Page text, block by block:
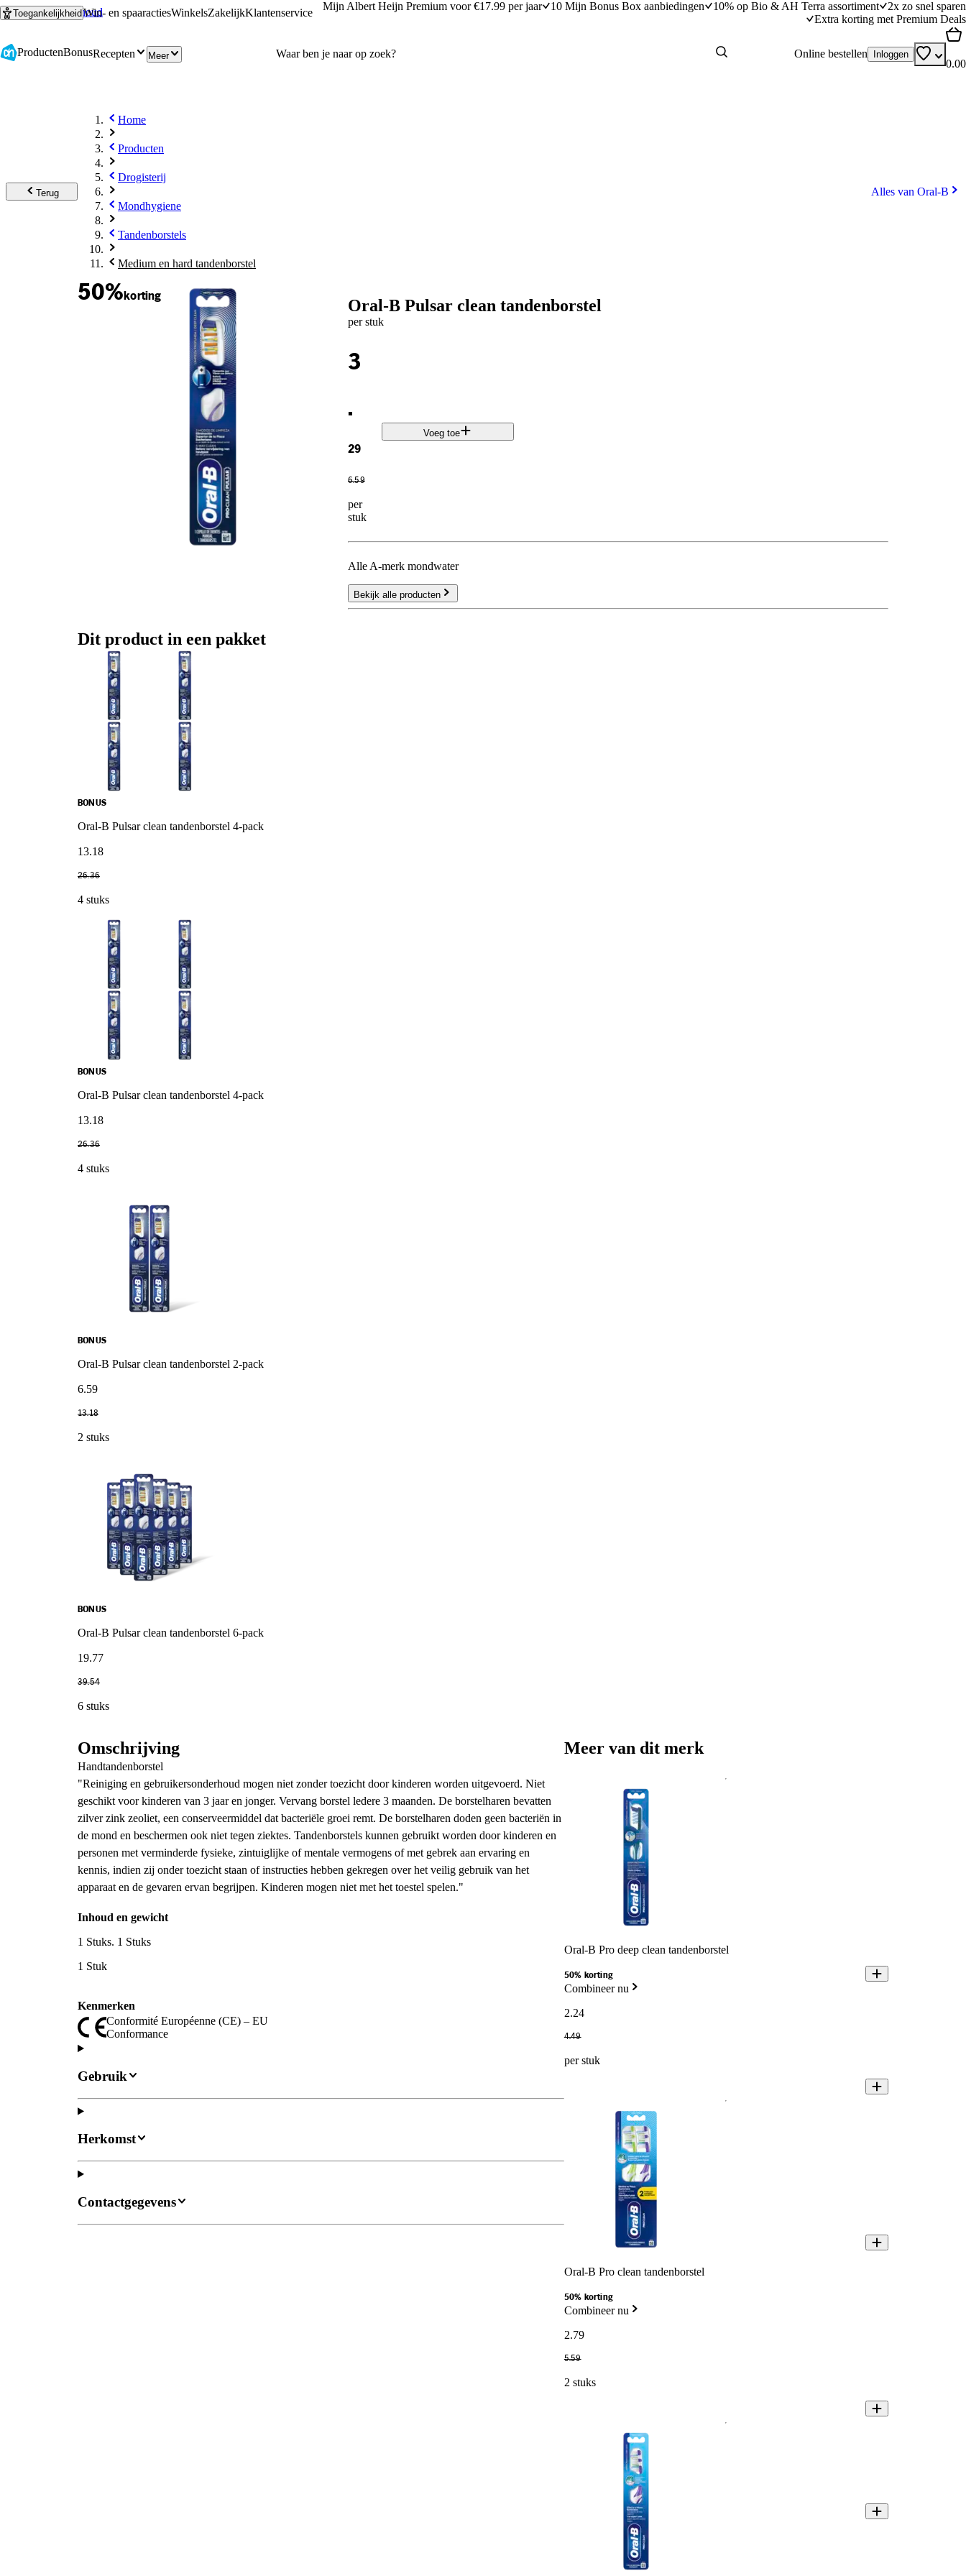
Ga naar hoofdinhoud
Ga naar zoeken
ToegankelijkheidWin- en spaaractiesWinkelsZakelijkKlantenservice
Mijn Albert Heijn Premium voor €17.99 per jaar 10 Mijn Bonus Box aanbiedingen 10% op Bio & AH Terra assortiment
2x zo snel sparen
Extra korting met Premium Deals
ProductenBonusRecepten Meer Online bestellen Inloggen
0.00
Terug
Home
Producten
Drogisterij
Mondhygiene
Tandenborstels
Medium en hard tandenborstel
Alles van Oral-B
50%korting Oral-B Pulsar clean tandenborstel
per stuk
3
.
29
6.59
per
stuk
Voeg toe
Alle A-merk mondwater
Bekijk alle producten
Dit product in een pakket
BONUS
Oral-B Pulsar clean tandenborstel 4-pack
13.18
26.36
4 stuks
BONUS
Oral-B Pulsar clean tandenborstel 4-pack
13.18
26.36
4 stuks
BONUS
Oral-B Pulsar clean tandenborstel 2-pack
6.59
13.18
2 stuks
BONUS
Oral-B Pulsar clean tandenborstel 6-pack
19.77
39.54
6 stuks
Omschrijving
Handtandenborstel
"Reiniging en gebruikersonderhoud mogen niet zonder toezicht door kinderen worden uitgevoerd. Niet
geschikt voor kinderen van 3 jaar en jonger. Vervang borstel ledere 3 maanden. De borstelharen bevatten
zilver zink zeoliet, een conserveermiddel dat bacteriële groei remt. De borstelharen doden geen bacteriën in
de mond en beschermen ook niet tegen ziektes. Tandenborstels kunnen gebruikt worden door kinderen en
personen met verminderde fysieke, zintuiglijke of mentale vermogens of met gebrek aan ervaring en
kennis, indien zij onder toezicht staan of instructies hebben gekregen over het veilig gebruik van het
apparaat en de gevaren ervan begrijpen. Kinderen mogen niet met het toestel spelen."
Inhoud en gewicht
1 Stuks. 1 Stuks
1 Stuk
Kenmerken
Conformité Européenne (CE) – EU
Conformance
Gebruik
Herkomst
Contactgegevens
Meer van dit merk
Oral-B Pro deep clean tandenborstel
50% korting
Combineer nu
2.24
4.49
per stuk
Oral-B Pro clean tandenborstel
50% korting
Combineer nu
2.79
5.59
2 stuks